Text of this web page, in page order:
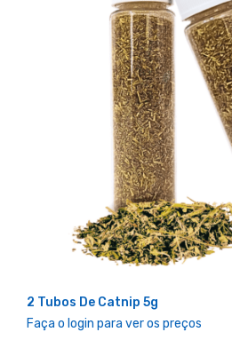
2 Tubos De Catnip 5g
Faça o login para ver os preços